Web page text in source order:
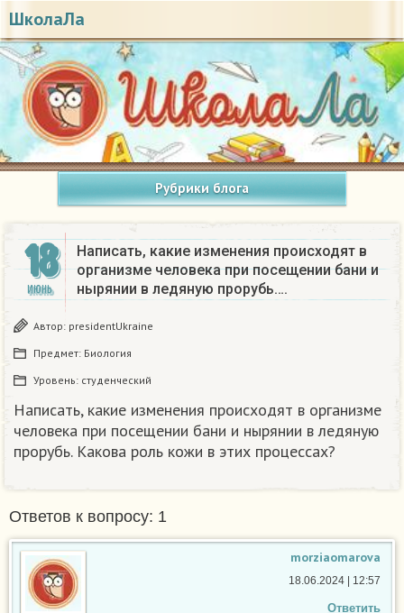
ШколаЛа
Рубрики блога
18
ИЮНЬ
Написать, какие изменения происходят в
организме человека при посещении бани и
нырянии в ледяную прорубь….
Автор: presidentUkraine
Предмет: Биология
Уровень: студенческий
Написать, какие изменения происходят в организме
человека при посещении бани и нырянии в ледяную
прорубь. Какова роль кожи в этих процессах?​
Ответов к вопросу: 1
morziaomarova
Ответить
18.06.2024 | 12:57